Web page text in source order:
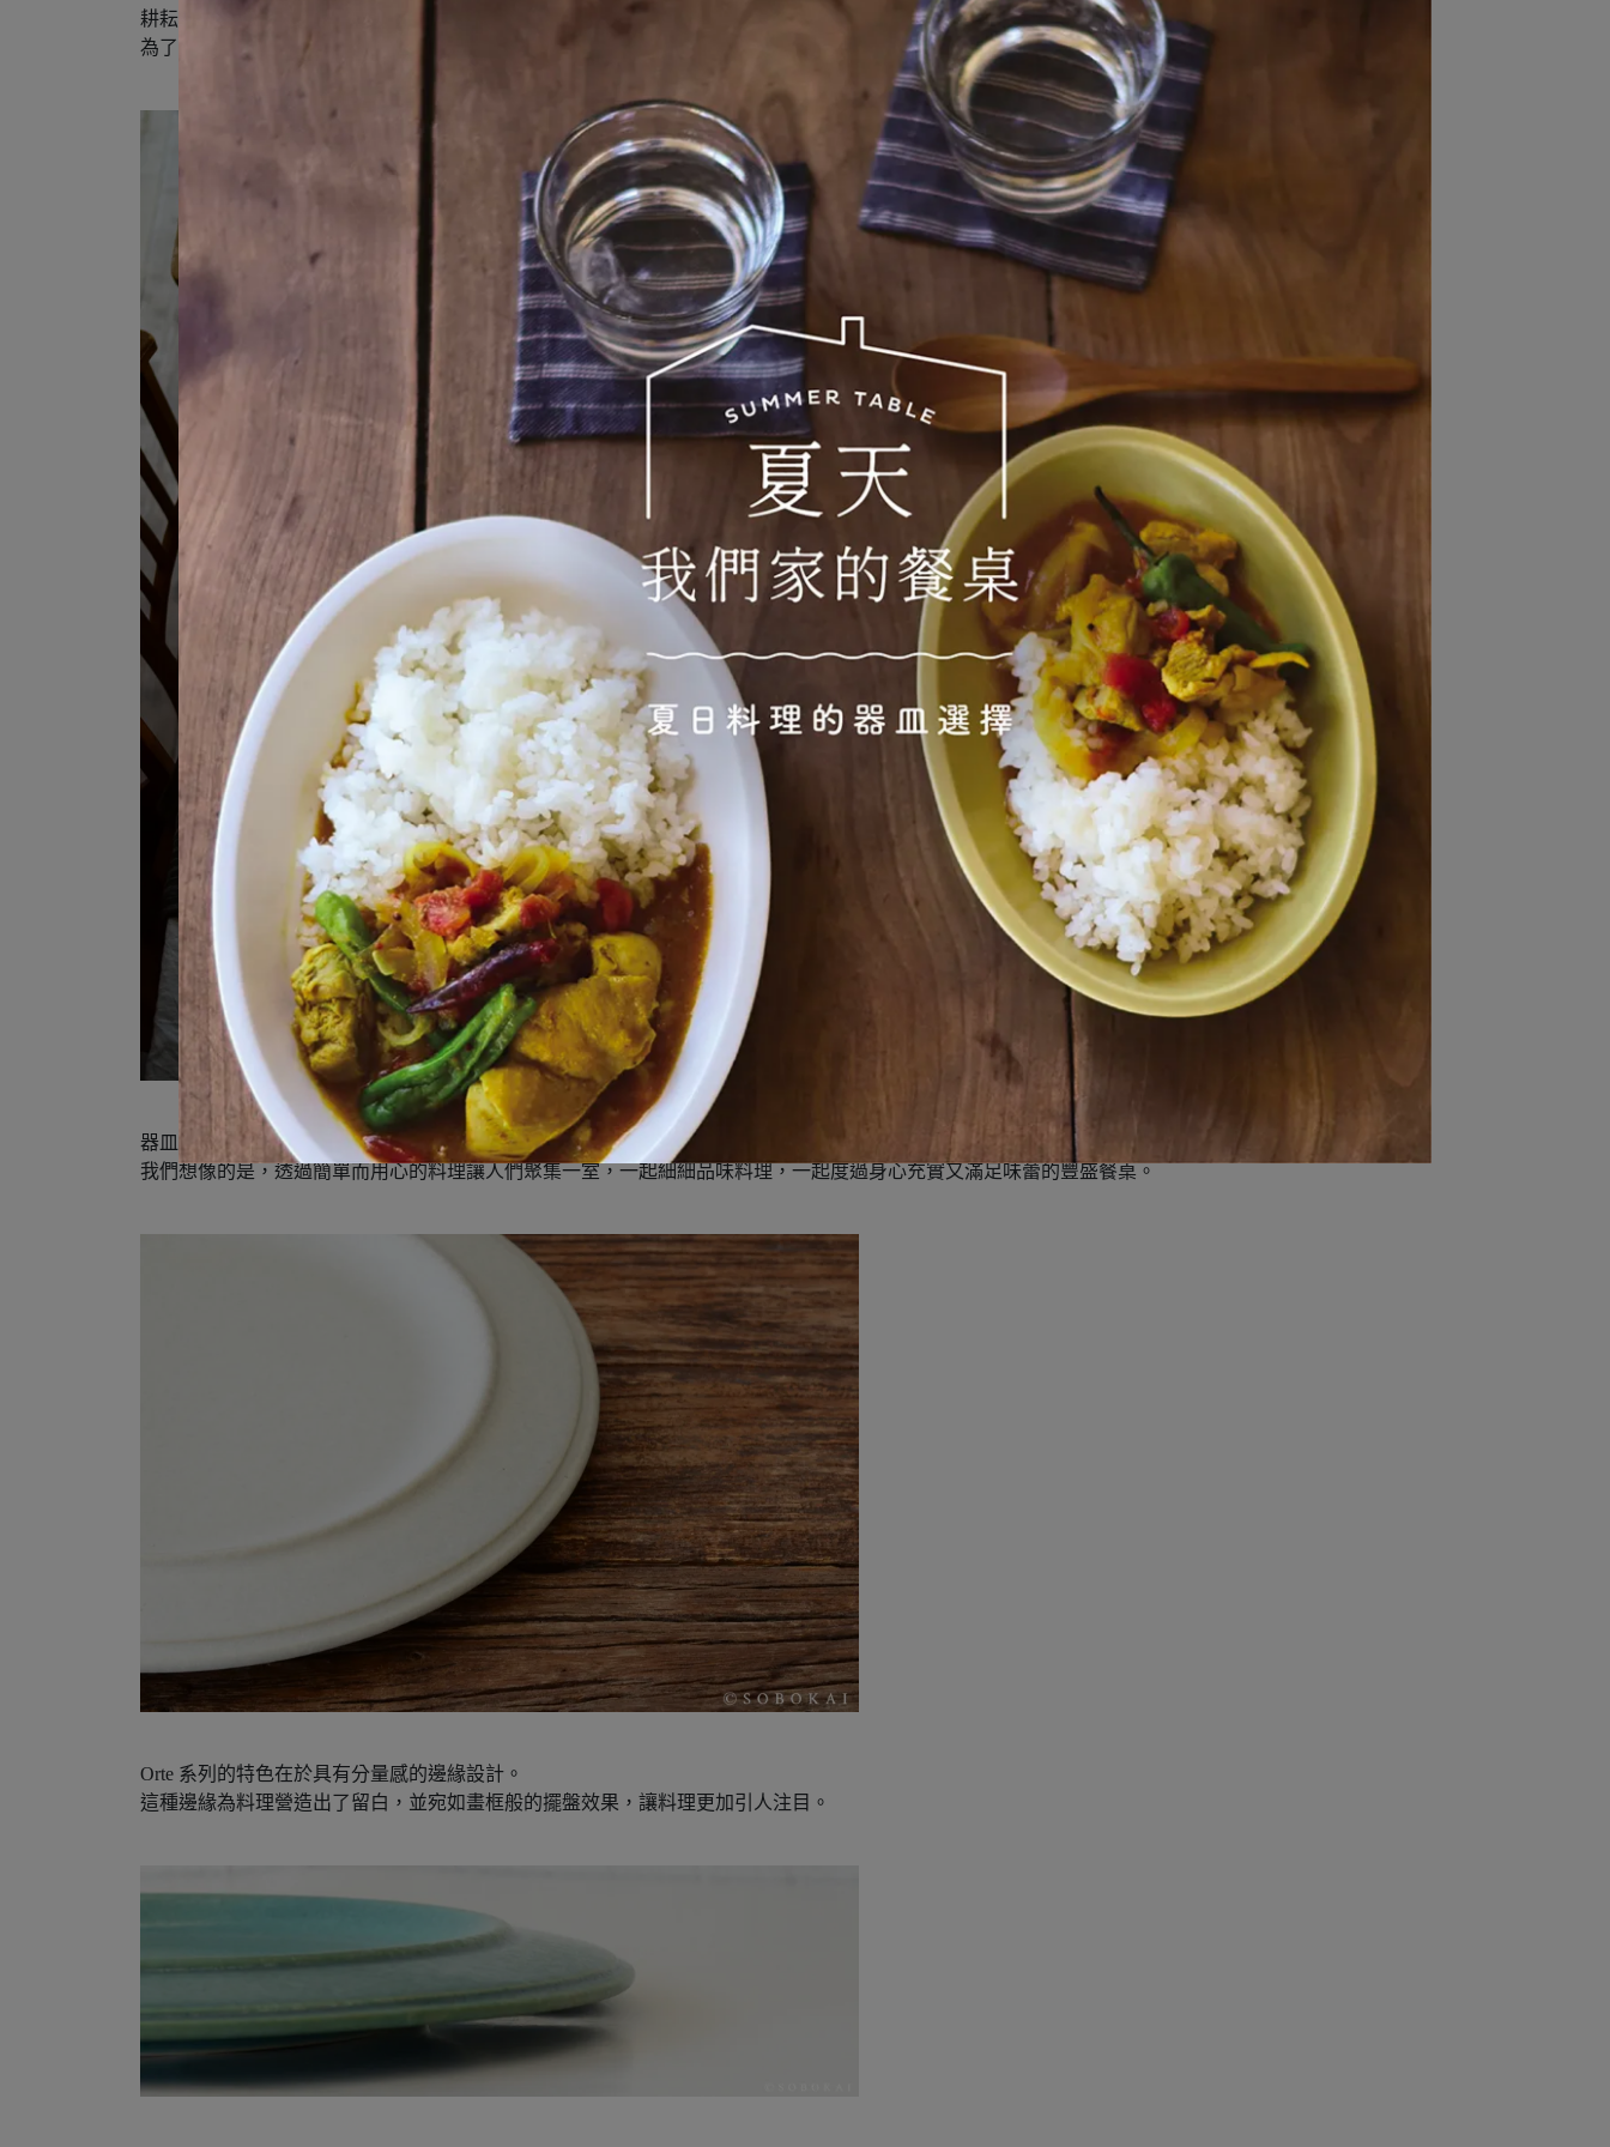
耕耘土地，播種，並在時間與愛心的呵護下成長的蔬菜，本身就是一場饗宴。
為了讓這些以大自然的恩惠所烹調的料理，在餐桌上以主角之姿帶給大家更深刻的印象，因此我們特別企劃了 Orte 系列。
器皿的設計靈感，來自於能凸顯出食材優點的柴火料理。
我們想像的是，透過簡單而用心的料理讓人們聚集一室，一起細細品味料理，一起度過身心充實又滿足味蕾的豐盛餐桌。
Orte 系列的特色在於具有分量感的邊緣設計。
這種邊緣為料理營造出了留白，並宛如畫框般的擺盤效果，讓料理更加引人注目。